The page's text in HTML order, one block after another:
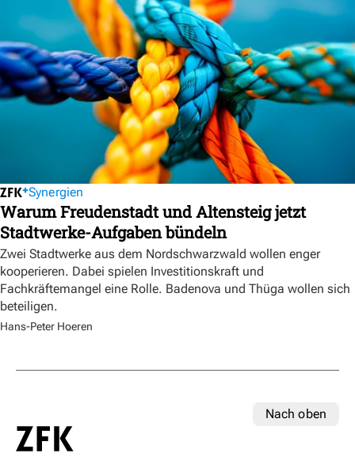
Synergien
Warum Freudenstadt und Altensteig jetzt
Stadtwerke-Aufgaben bündeln
Zwei Stadtwerke aus dem Nordschwarzwald wollen enger
kooperieren. Dabei spielen Investitionskraft und
Fachkräftemangel eine Rolle. Badenova und Thüga wollen sich
beteiligen.
Hans-Peter Hoeren
Nach oben